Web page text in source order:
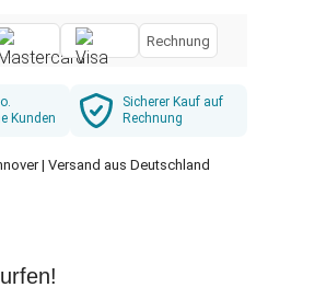
Rechnung
Kunden
Sicherer Kauf auf
Rechnung
| Versand aus Deutschland